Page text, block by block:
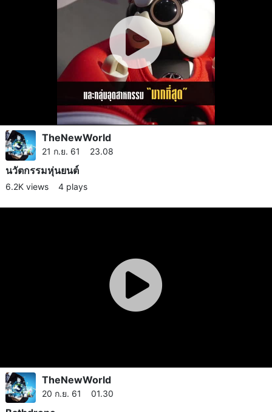
TheNewWorld
21 ก.ย. 61 23.08
นวัตกรรม​หุ่นยนต์
6.2K views 4 plays
TheNewWorld
20 ก.ย. 61 01.30